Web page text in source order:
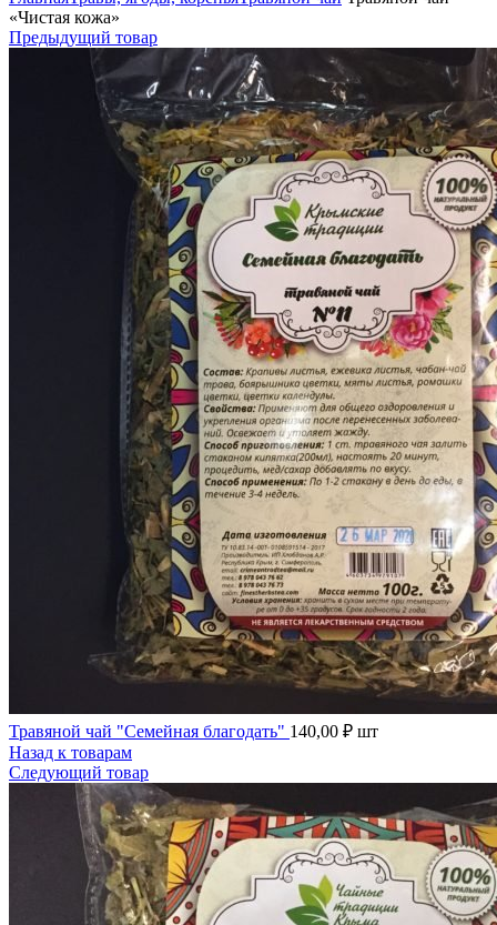
«Чистая кожа»
Предыдущий товар
Травяной чай "Семейная благодать" 140,00 ₽ шт
Назад к товарам
Следующий товар